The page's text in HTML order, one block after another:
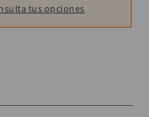
tus opciones